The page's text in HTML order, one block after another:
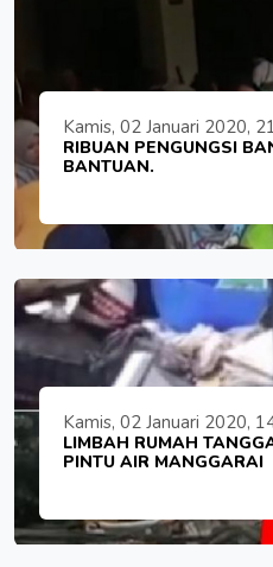
Kamis, 02 Januari 2020,
RIBUAN PENGUNGSI
BANTUAN.
Kamis, 02 Januari 2020,
LIMBAH RUMAH
PINTU AIR MANGGARAI